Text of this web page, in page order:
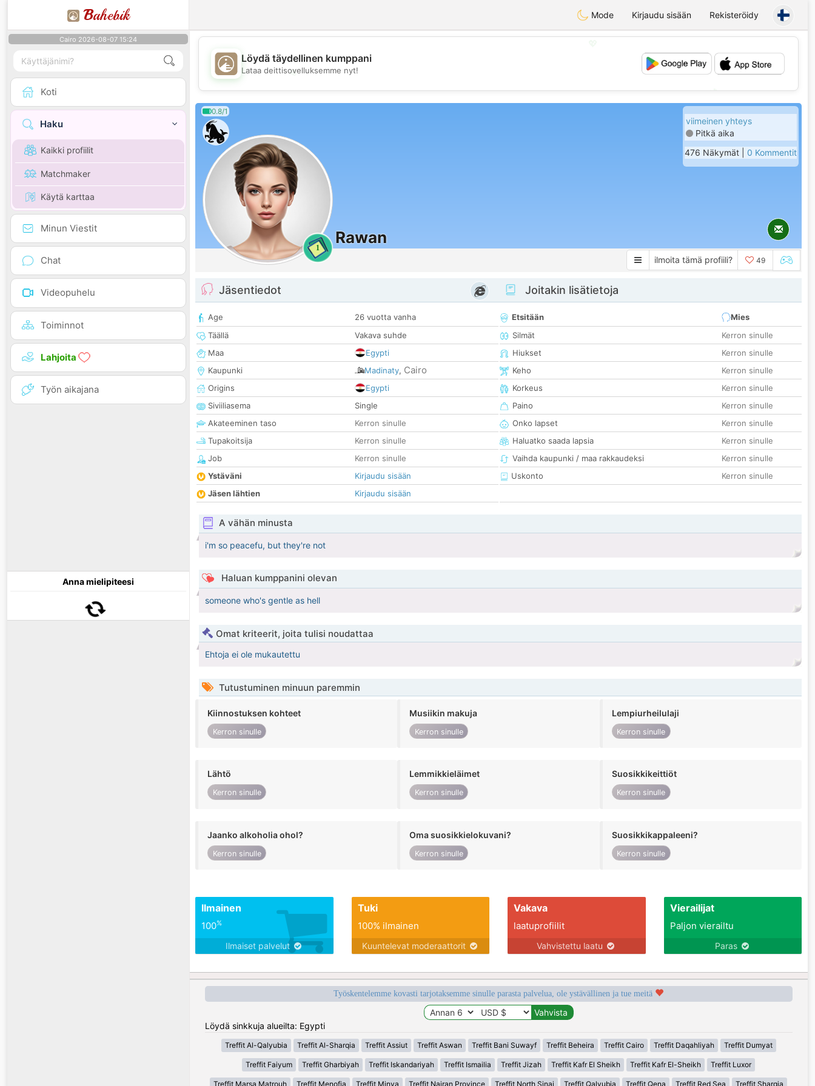
Bahebik Mode Kirjaudu sisään Rekisteröidy
Cairo 2026-08-07 15:24
Koti
Haku
Kaikki profiilit
Matchmaker
Käytä karttaa
Minun Viestit
Chat
Videopuhelu
Toiminnot
Lahjoita
Työn aikajana
Anna mielipiteesi
💖
💕
Löydä täydellinen kumppani
Lataa deittisovelluksemme nyt!
0.8/1
1
Rawan
viimeinen yhteys
Pitkä aika
476 Näkymät | 0 Kommentit
ilmoita tämä profiili? 49
Jäsentiedot
Age
26 vuotta vanha
Täällä
Vakava suhde
Maa
Egypti
Kaupunki
Madinaty, Cairo
Origins
Egypti
Siviiliasema
Single
Akateeminen taso
Kerron sinulle
Tupakoitsija
Kerron sinulle
Job
Kerron sinulle
Ystäväni
Kirjaudu sisään
Jäsen lähtien
Kirjaudu sisään
Joitakin lisätietoja
Etsitään
Mies
Silmät
Kerron sinulle
Hiukset
Kerron sinulle
Keho
Kerron sinulle
Korkeus
Kerron sinulle
Paino
Kerron sinulle
Onko lapset
Kerron sinulle
Haluatko saada lapsia
Kerron sinulle
Vaihda kaupunki / maa rakkaudeksi
Kerron sinulle
Uskonto
Kerron sinulle
A vähän minusta
i'm so peacefu, but they're not
Haluan kumppanini olevan
someone who's gentle as hell
Omat kriteerit, joita tulisi noudattaa
Ehtoja ei ole mukautettu
Tutustuminen minuun paremmin
Kiinnostuksen kohteet
Kerron sinulle
Musiikin makuja
Kerron sinulle
Lempiurheilulaji
Kerron sinulle
Lähtö
Kerron sinulle
Lemmikkieläimet
Kerron sinulle
Suosikkikeittiöt
Kerron sinulle
Jaanko alkoholia ohol?
Kerron sinulle
Oma suosikkielokuvani?
Kerron sinulle
Suosikkikappaleeni?
Kerron sinulle
Ilmainen
100%
Ilmaiset palvelut
Tuki
100% ilmainen
Kuuntelevat moderaattorit
Vakava
laatuprofiilit
Vahvistettu laatu
Vierailijat
Paljon vierailtu
Paras
Työskentelemme kovasti tarjotaksemme sinulle parasta palvelua, ole ystävällinen ja tue meitä
Löydä sinkkuja alueilta: Egypti
Treffit Al-Qalyubia Treffit Al-Sharqia Treffit Assiut Treffit Aswan Treffit Bani Suwayf Treffit Beheira Treffit Cairo Treffit Daqahliyah Treffit Dumyat
Treffit Faiyum Treffit Gharbiyah Treffit Iskandariyah Treffit Ismailia Treffit Jizah Treffit Kafr El Sheikh Treffit Kafr El-Sheikh Treffit Luxor
Treffit Marsa Matrouh Treffit Menofia Treffit Minya Treffit Najran Province Treffit North Sinai Treffit Qalyubia Treffit Qena Treffit Red Sea Treffit Sharqia